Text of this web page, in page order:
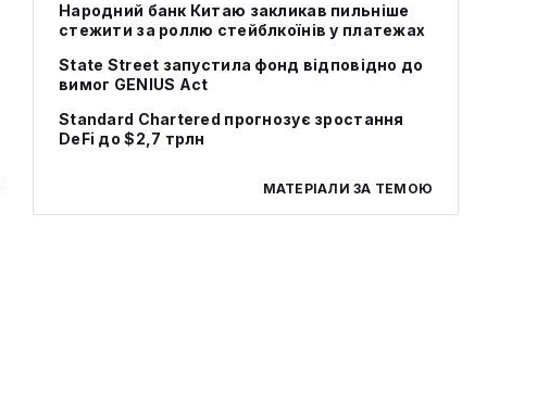
Народний банк Китаю закликав пильніше
стежити за роллю стейблкоїнів у платежах
State Street запустила фонд відповідно до
вимог GENIUS Act
Standard Chartered прогнозує зростання
DeFi до $2,7 трлн
МАТЕРІАЛИ ЗА ТЕМОЮ